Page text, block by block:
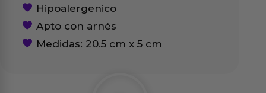
Hipoalergenico
Apto con arnés
Medidas: 20.5 cm x 5 cm